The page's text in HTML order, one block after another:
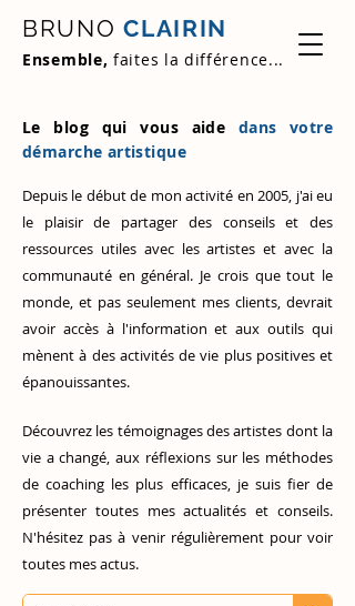
BRUNO CLAIRIN
Ensemble, faites la différence...
Le blog qui vous aide dans votre
démarche artistique
Depuis le début de mon activité en 2005, j'ai eu
le plaisir de partager des conseils et des
ressources utiles avec les artistes et avec la
communauté en général. Je crois que tout le
monde, et pas seulement mes clients, devrait
avoir accès à l'information et aux outils qui
mènent à des activités de vie plus positives et
épanouissantes.
Découvrez les témoignages des artistes dont la
vie a changé, aux réflexions sur les méthodes
de coaching les plus efficaces, je suis fier de
présenter toutes mes actualités et conseils.
N'hésitez pas à venir régulièrement pour voir
toutes mes actus.